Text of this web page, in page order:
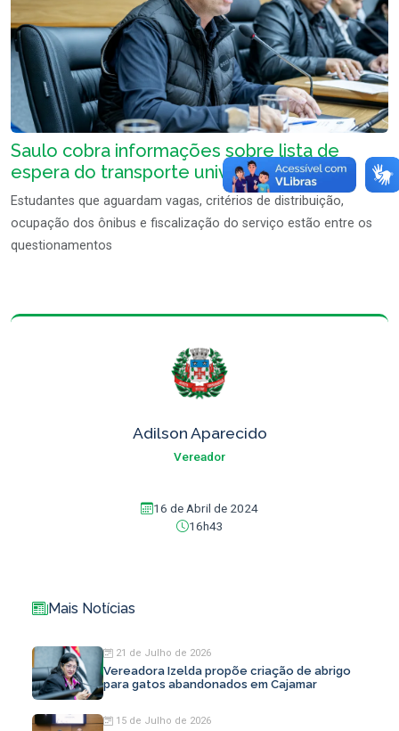
Saulo cobra informações sobre lista de
espera do transporte universitário
Estudantes que aguardam vagas, critérios de distribuição,
ocupação dos ônibus e fiscalização do serviço estão entre os
questionamentos
Adilson Aparecido
Vereador
16 de Abril de 2024
16h43
Mais Notícias
21 de Julho de 2026
Vereadora Izelda propõe criação de abrigo
para gatos abandonados em Cajamar
15 de Julho de 2026